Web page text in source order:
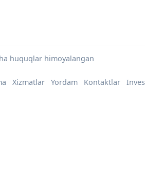
huquqlar himoyalangan
Xizmatlar Yordam Kontaktlar